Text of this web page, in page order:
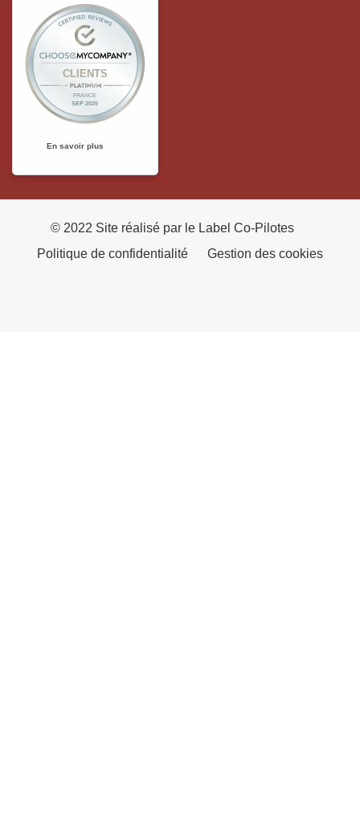
© 2022 Site réalisé par le Label Co-Pilotes
Politique de confidentialité
Gestion des cookies